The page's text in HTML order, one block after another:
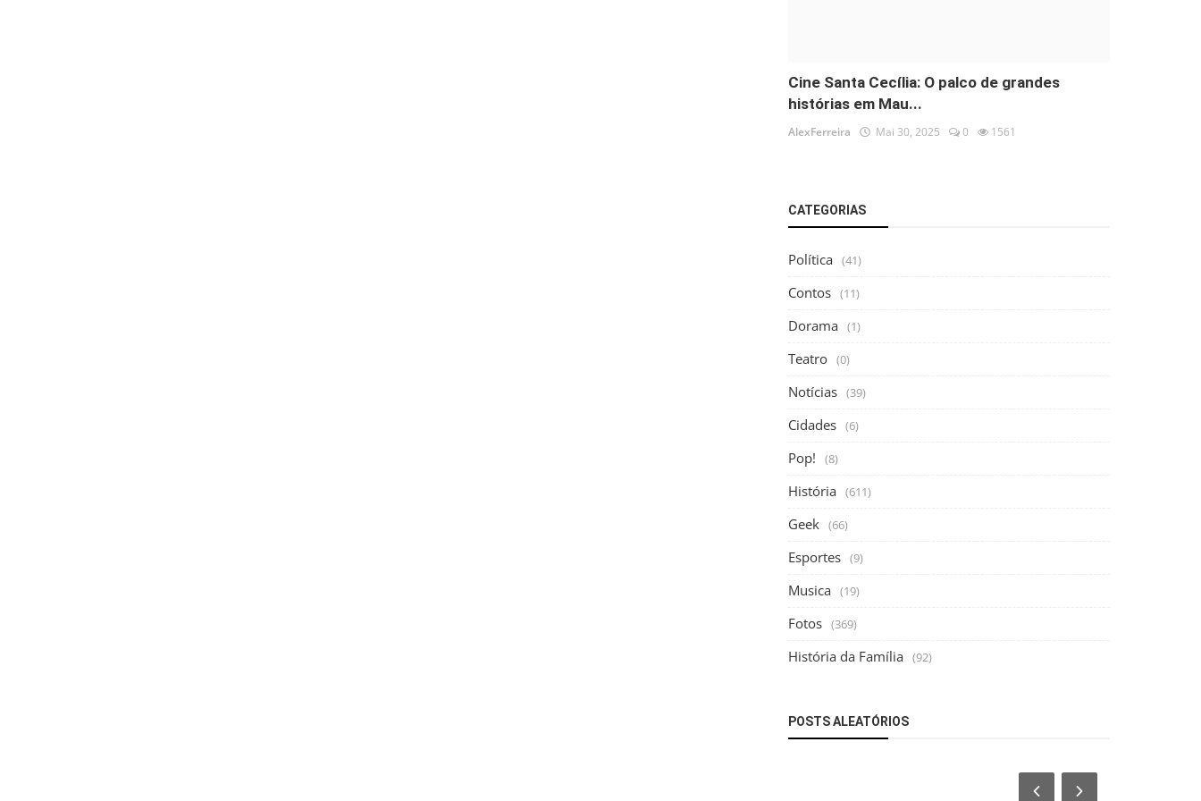
Cine Santa Cecília: O palco de grandes
histórias em Mau...
AlexFerreira Mai 30, 2025 0 1561
CATEGORIAS
Política (41)
Contos (11)
Dorama (1)
Teatro (0)
Notícias (39)
Cidades (6)
Pop! (8)
História (611)
Geek (66)
Esportes (9)
Musica (19)
Fotos (369)
História da Família (92)
POSTS ALEATÓRIOS